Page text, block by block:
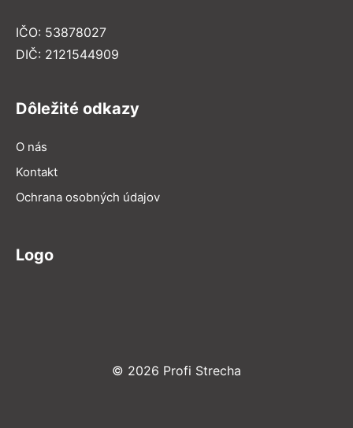
IČO: 53878027
DIČ: 2121544909
Dôležité odkazy
O nás
Kontakt
Ochrana osobných údajov
Logo
© 2026 Profi Strecha